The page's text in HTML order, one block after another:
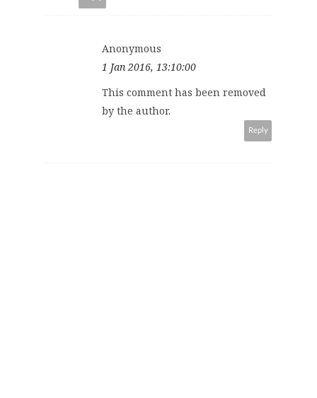
Anonymous
1 Jan 2016, 13:10:00
This comment has been removed
by the author.
Reply